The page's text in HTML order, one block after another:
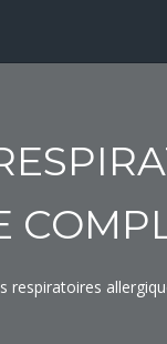
respiratoires